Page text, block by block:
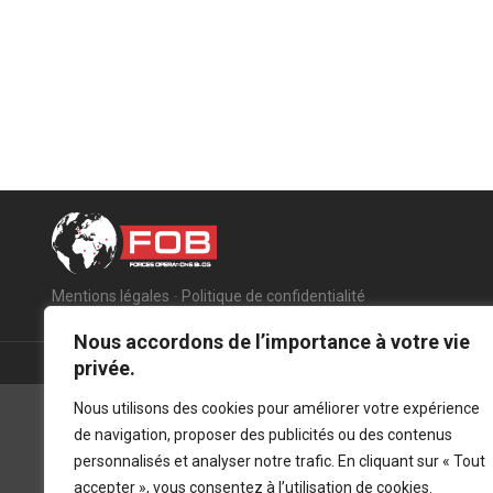
Nous accordons de l’importance à votre vie
privée.
Nous utilisons des cookies pour améliorer votre expérience
de navigation, proposer des publicités ou des contenus
personnalisés et analyser notre trafic. En cliquant sur « Tout
accepter », vous consentez à l’utilisation de cookies.
Mentions légales - Politique de confidentialité